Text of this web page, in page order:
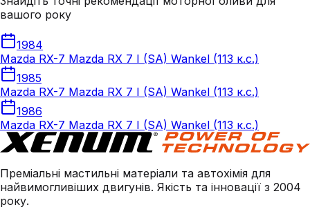
вашого року
1984
Mazda RX-7 Mazda RX 7 I (SA) Wankel (113 к.с.)
1985
Mazda RX-7 Mazda RX 7 I (SA) Wankel (113 к.с.)
1986
Mazda RX-7 Mazda RX 7 I (SA) Wankel (113 к.с.)
Преміальні мастильні матеріали та автохімія для
найвимогливіших двигунів. Якість та інновації з 2004
року.